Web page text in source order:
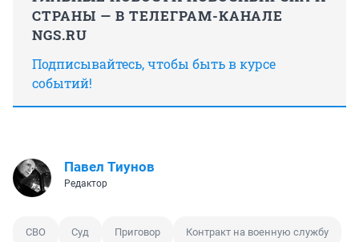
СТРАНЫ — В ТЕЛЕГРАМ-КАНАЛЕ
NGS.RU
Подписывайтесь, чтобы быть в курсе
событий!
Павел Тиунов
Редактор
СВО Суд Приговор Контракт на военную службу